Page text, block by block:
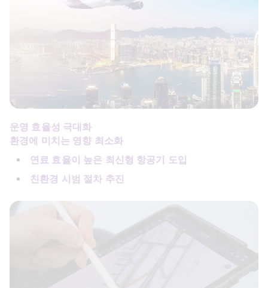
운영 효율성 극대화
환경에 미치는 영향 최소화
연료 효율이 높은 최신형 항공기 도입
친환경 시범 절차 추진